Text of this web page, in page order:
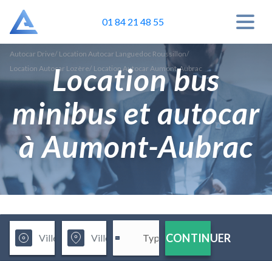
01 84 21 48 55
Autocar Drive/ Location Autocar Languedoc Roussillon/
Location Autocar Lozère/ Location Autocar Aumont-Aubrac
Location bus
minibus et autocar
à Aumont-Aubrac
CONTINUER